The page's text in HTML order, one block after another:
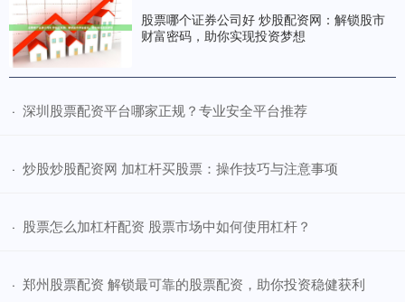
股票哪个证券公司好 炒股配资网：解锁股市
财富密码，助你实现投资梦想
· ​深圳股票配资平台哪家正规？专业安全平台推荐
· ​炒股炒股配资网 加杠杆买股票：操作技巧与注意事项
· ​股票怎么加杠杆配资 股票市场中如何使用杠杆？
· ​郑州股票配资 解锁最可靠的股票配资，助你投资稳健获利